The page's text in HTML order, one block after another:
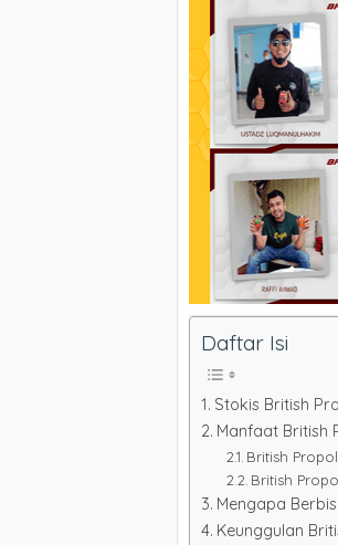
Daftar Isi
Stokis British
Manfaat British
British
British
Mengapa
Keunggulan